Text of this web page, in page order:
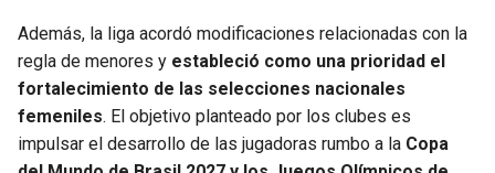
Además, la liga acordó modificaciones relacionadas con la
regla de menores y estableció como una prioridad el
fortalecimiento de las selecciones nacionales
femeniles. El objetivo planteado por los clubes es
impulsar el desarrollo de las jugadoras rumbo a la Copa